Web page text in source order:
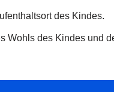
des Kindes.
Wohls des Kindes und